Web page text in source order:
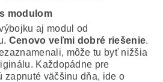
modulom
aj modul od
Cenovo veľmi dobré riešenie.
môže tu byť nižšia
Každopádne pre
zapnuté väčšinu dňa, ide o